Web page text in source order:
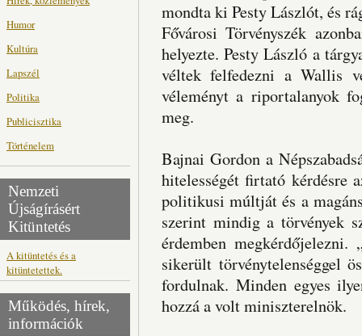
Humor
Kultúra
Lapszél
Politika
Publicisztika
Történelem
Nemzeti
Újságírásért
Kitüntetés
A kitüntetés és a
kitüntetettek.
Működés, hírek,
információk
mondta ki Pesty Lászlót, és
Fővárosi Törvényszék
helyezte. Pesty László a
véltek felfedezni a Wallis
véleményt a riportalanyok
meg.
Bajnai Gordon a
hitelességét firtató kérdésre
politikusi múltját és a
szerint mindig a törvények
érdemben
sikerült törvénytelenséggel
fordulnak. Minden egyes
hozzá a volt miniszterelnök.